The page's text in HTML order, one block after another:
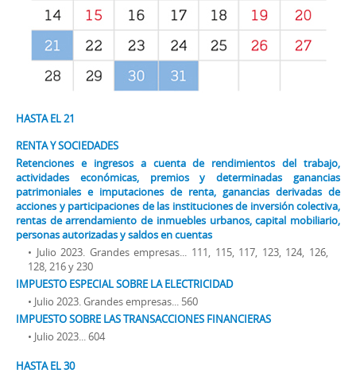
HASTA EL 21
RENTA Y SOCIEDADES
Retenciones e ingresos a cuenta de rendimientos del trabajo,
actividades económicas, premios y determinadas ganancias
patrimoniales e imputaciones de renta, ganancias derivadas de
acciones y participaciones de las instituciones de inversión colectiva,
rentas de arrendamiento de inmuebles urbanos, capital mobiliario,
personas autorizadas y saldos en cuentas
• Julio 2023. Grandes empresas... 111, 115, 117, 123, 124, 126,
128, 216 y 230
IMPUESTO ESPECIAL SOBRE LA ELECTRICIDAD
• Julio 2023. Grandes empresas... 560
IMPUESTO SOBRE LAS TRANSACCIONES FINANCIERAS
• Julio 2023... 604
HASTA EL 30